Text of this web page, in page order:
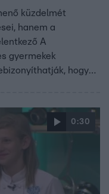
küzdelmét
hanem a
A
gyermekek
hogy
és Vajda Pierre-t. A
Hegedűs Hanga és
is kapnak
A mai adásban
0:30